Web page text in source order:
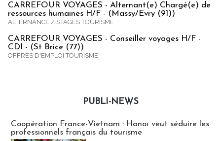
CARREFOUR VOYAGES - Alternant(e) Chargé(e) de
ressources humaines H/F - (Massy/Evry (91))
ALTERNANCE / STAGES TOURISME
CARREFOUR VOYAGES - Conseiller voyages H/F -
CDI - (St Brice (77))
OFFRES D'EMPLOI TOURISME
PUBLI-NEWS
Coopération France-Vietnam : Hanoï veut séduire les
professionnels français du tourisme